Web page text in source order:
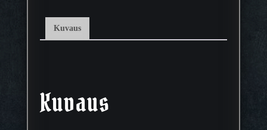
8
o
k
n
Kuvaus
Kuvaus